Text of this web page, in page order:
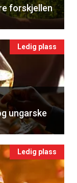
forskjellen
Ledig plass
ungarske
Ledig plass